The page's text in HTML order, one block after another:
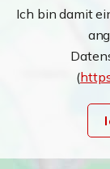
Ich bin damit
(